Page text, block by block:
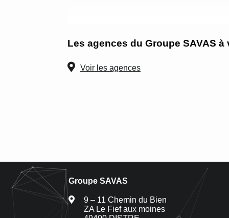
Les agences du Groupe SAVAS
Voir les agences
Groupe SAVAS
9 – 11 Chemin du Bien
ZA Le Fief aux moines